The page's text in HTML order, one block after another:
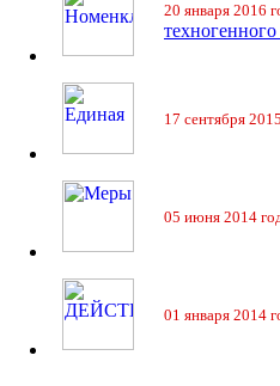
20 января 2016
17 сентября
05 июня 2014
01 января 2014